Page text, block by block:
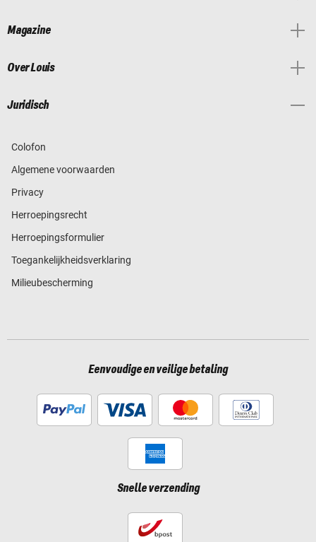
Magazine
Over Louis
Juridisch
Colofon
Algemene voorwaarden
Privacy
Herroepingsrecht
Herroepingsformulier
Toegankelijkheidsverklaring
Milieubescherming
Eenvoudige en veilige betaling
Snelle verzending